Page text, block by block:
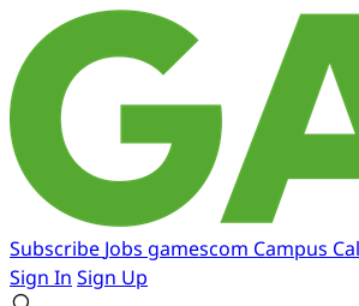
Subscribe Jobs gamescom Campus
Sign In Sign Up